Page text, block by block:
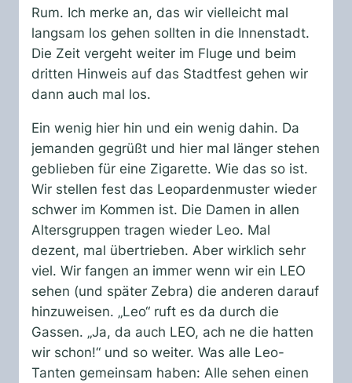
Rum. Ich merke an, das wir vielleicht mal
langsam los gehen sollten in die Innenstadt.
Die Zeit vergeht weiter im Fluge und beim
dritten Hinweis auf das Stadtfest gehen wir
dann auch mal los.
Ein wenig hier hin und ein wenig dahin. Da
jemanden gegrüßt und hier mal länger stehen
geblieben für eine Zigarette. Wie das so ist.
Wir stellen fest das Leopardenmuster wieder
schwer im Kommen ist. Die Damen in allen
Altersgruppen tragen wieder Leo. Mal
dezent, mal übertrieben. Aber wirklich sehr
viel. Wir fangen an immer wenn wir ein LEO
sehen (und später Zebra) die anderen darauf
hinzuweisen. „Leo“ ruft es da durch die
Gassen. „Ja, da auch LEO, ach ne die hatten
wir schon!“ und so weiter. Was alle Leo-
Tanten gemeinsam haben: Alle sehen einen